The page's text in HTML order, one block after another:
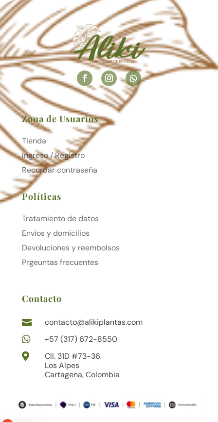
Zona de Usuarios
Tienda
Ingreso / Registro
Recordar contraseña
Políticas
Tratamiento de datos
Envíos y domicilios
Devoluciones y reembolsos
Prgeuntas frecuentes
Contacto

contacto@alikiplantas.com

+57 (317) 672-8550

Cll. 31D #73-36
Los Alpes
Cartagena, Colombia